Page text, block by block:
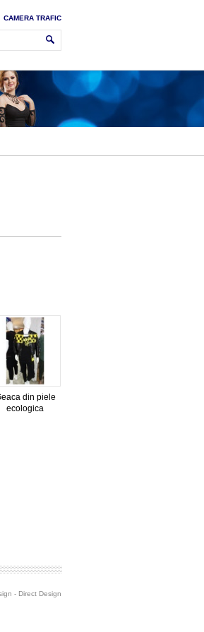
CAMERA TRAFIC
din piele
ecologica
- Direct Design